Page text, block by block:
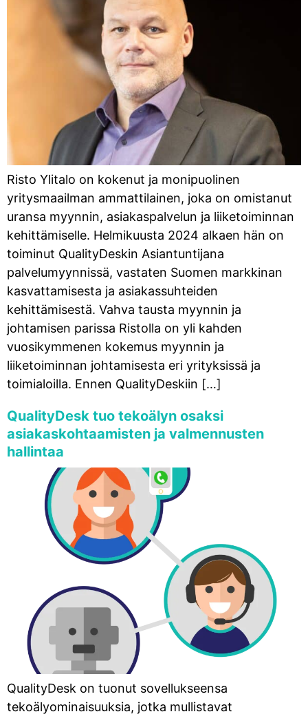
Risto Ylitalo on kokenut ja monipuolinen
yritysmaailman ammattilainen, joka on omistanut
uransa myynnin, asiakaspalvelun ja liiketoiminnan
kehittämiselle. Helmikuusta 2024 alkaen hän on
toiminut QualityDeskin Asiantuntijana
palvelumyynnissä, vastaten Suomen markkinan
kasvattamisesta ja asiakassuhteiden
kehittämisestä. Vahva tausta myynnin ja
johtamisen parissa Ristolla on yli kahden
vuosikymmenen kokemus myynnin ja
liiketoiminnan johtamisesta eri yrityksissä ja
toimialoilla. Ennen QualityDeskiin […]
QualityDesk tuo tekoälyn osaksi
asiakaskohtaamisten ja valmennusten
hallintaa
QualityDesk on tuonut sovellukseensa
tekoälyominaisuuksia, jotka mullistavat